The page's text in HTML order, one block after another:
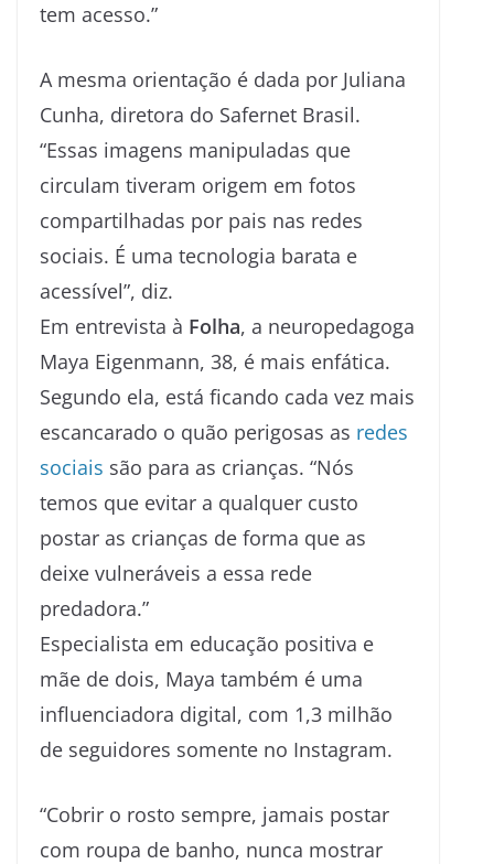
tem acesso.”
A mesma orientação é dada por Juliana
Cunha, diretora do Safernet Brasil.
“Essas imagens manipuladas que
circulam tiveram origem em fotos
compartilhadas por pais nas redes
sociais. É uma tecnologia barata e
acessível”, diz.
Em entrevista à Folha, a neuropedagoga
Maya Eigenmann, 38, é mais enfática.
Segundo ela, está ficando cada vez mais
escancarado o quão perigosas as redes
sociais são para as crianças. “Nós
temos que evitar a qualquer custo
postar as crianças de forma que as
deixe vulneráveis a essa rede
predadora.”
Especialista em educação positiva e
mãe de dois, Maya também é uma
influenciadora digital, com 1,3 milhão
de seguidores somente no Instagram.
“Cobrir o rosto sempre, jamais postar
com roupa de banho, nunca mostrar